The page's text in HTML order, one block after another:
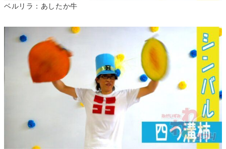
ベルリラ：あしたか牛